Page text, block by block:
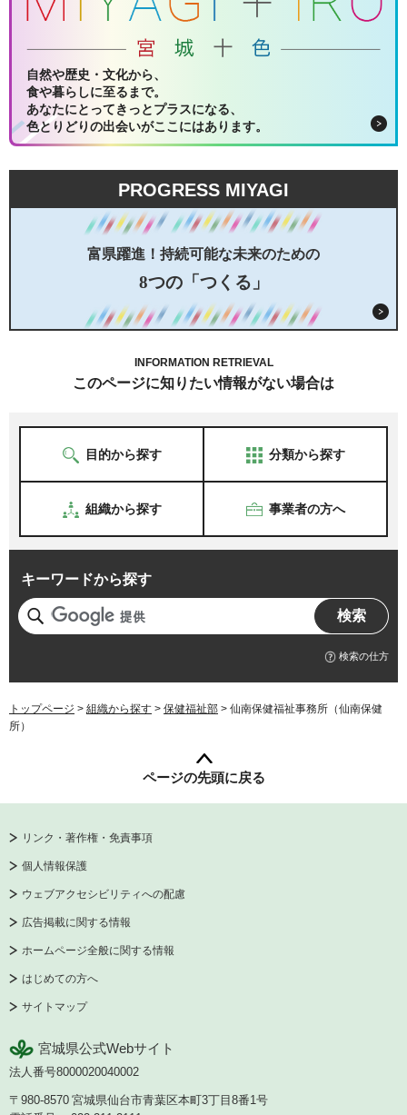
自然や歴史・文化から、
食や暮らしに至るまで。
あなたにとってきっとプラスになる、
色とりどりの出会いがここにはあります。
PROGRESS MIYAGI
富県躍進！持続可能な未来のための
8つの「つくる」
INFORMATION RETRIEVAL
このページに知りたい情報がない場合は
目的から探す 分類から探す
組織から探す 事業者の方へ
キーワードから探す
検索の仕方
トップページ > 組織から探す > 保健福祉部 > 仙南保健福祉事務所（仙南保健
所）
ページの先頭に戻る
リンク・著作権・免責事項
個人情報保護
ウェブアクセシビリティへの配慮
広告掲載に関する情報
ホームページ全般に関する情報
はじめての方へ
サイトマップ
宮城県公式Webサイト
法人番号8000020040002
〒980-8570 宮城県仙台市青葉区本町3丁目8番1号